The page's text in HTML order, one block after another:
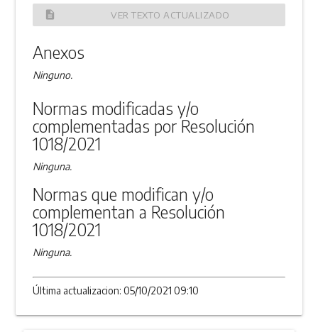
description VER TEXTO ACTUALIZADO
Anexos
Ninguno.
Normas modificadas y/o
complementadas por Resolución
1018/2021
Ninguna.
Normas que modifican y/o
complementan a Resolución
1018/2021
Ninguna.
Última actualizacion: 05/10/2021 09:10